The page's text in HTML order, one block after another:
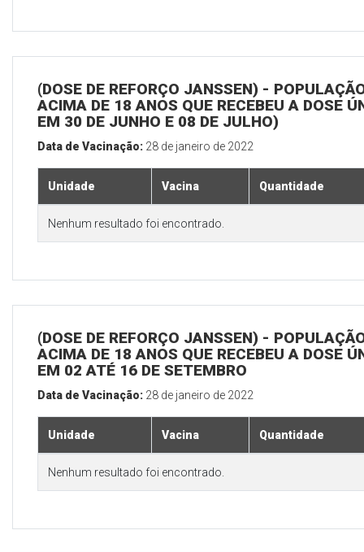
(DOSE DE REFORÇO JANSSEN) -
ACIMA DE 18 ANOS QUE RECEBEU A DOSE
EM 30 DE JUNHO E 08 DE JULHO)
Data de Vacinação: 28 de janeiro de 2022
Unidade Vacina Quantidade
Nenhum resultado foi encontrado.
(DOSE DE REFORÇO JANSSEN) -
ACIMA DE 18 ANOS QUE RECEBEU A DOSE
EM 02 ATÉ 16 DE SETEMBRO
Data de Vacinação: 28 de janeiro de 2022
Unidade Vacina Quantidade
Nenhum resultado foi encontrado.